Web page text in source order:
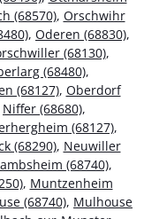
(68570), Orschwihr
, Oderen (68830),
(68130),
(68480),
(68127), Oberdorf
Niffer (68680),
(68127),
(68290), Neuwiller
(68740),
, Muntzenheim
(68740), Mulhouse